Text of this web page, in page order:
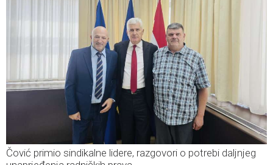
Čović primio sindikalne lidere, razgovori o potrebi daljnjeg